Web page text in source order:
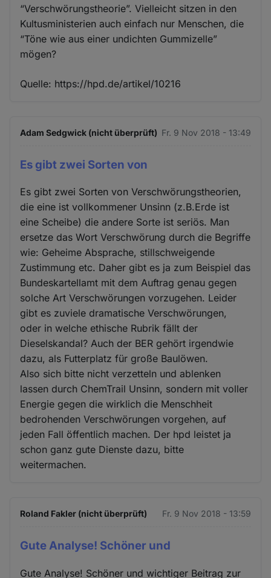
“Verschwörungstheorie”. Vielleicht sitzen in den
Kultusministerien auch einfach nur Menschen, die
“Töne wie aus einer undichten Gummizelle”
mögen?
Quelle: https://hpd.de/artikel/10216
Adam Sedgwick (nicht überprüft) Fr. 9 Nov 2018 - 13:49
Es gibt zwei Sorten von
Es gibt zwei Sorten von Verschwörungstheorien,
die eine ist vollkommener Unsinn (z.B.Erde ist
eine Scheibe) die andere Sorte ist seriös. Man
ersetze das Wort Verschwörung durch die Begriffe
wie: Geheime Absprache, stillschweigende
Zustimmung etc. Daher gibt es ja zum Beispiel das
Bundeskartellamt mit dem Auftrag genau gegen
solche Art Verschwörungen vorzugehen. Leider
gibt es zuviele dramatische Verschwörungen,
oder in welche ethische Rubrik fällt der
Dieselskandal? Auch der BER gehört irgendwie
dazu, als Futterplatz für große Baulöwen.
Also sich bitte nicht verzetteln und ablenken
lassen durch ChemTrail Unsinn, sondern mit voller
Energie gegen die wirklich die Menschheit
bedrohenden Verschwörungen vorgehen, auf
jeden Fall öffentlich machen. Der hpd leistet ja
schon ganz gute Dienste dazu, bitte
weitermachen.
Roland Fakler (nicht überprüft) Fr. 9 Nov 2018 - 13:59
Gute Analyse! Schöner und
Gute Analyse! Schöner und wichtiger Beitrag zur